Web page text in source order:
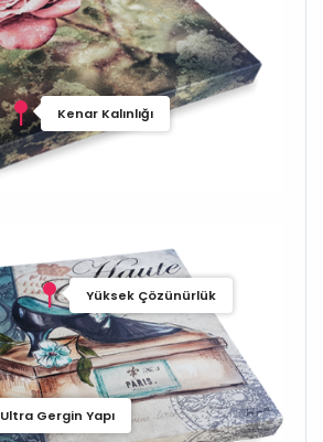
Kenar Kalınlığı
Yüksek Çözünürlük
Ultra Gergin Yapı